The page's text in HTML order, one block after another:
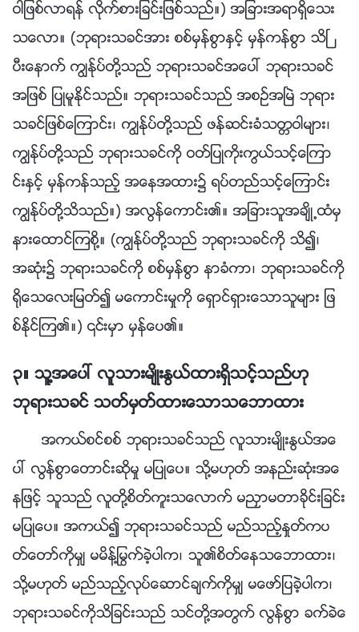
ဝါျဖစ္လာရန္ လိုက္စားျခင္းျဖစ္သည္။) အျခားအရာရွိေသး
သေလာ။ (ဘုရားသခင္အား စစ္မွန္စြာႏွင့္ မွန္ကန္စြာ သိၿ
ပီးေနာက္ ကြၽန္ုပ္တို႔သည္ ဘုရားသခင္အေပၚ ဘုရားသခင္
အျဖစ္ ျပဳမူႏိုင္သည္။ ဘုရားသခင္သည္ အစဥ္အၿမဲ ဘုရား
သခင္ျဖစ္ေၾကာင္း၊ ကြၽန္ုပ္တို႔သည္ ဖန္ဆင္းခံသတၱဝါမ်ား၊
ကြၽန္ုပ္တို႔သည္ ဘုရားသခင္ကို ဝတ္ျပဳကိုးကြယ္သင့္ေၾကာ
င္းႏွင့္ မွန္ကန္သည့္ အေနအထား၌ ရပ္တည္သင့္ေၾကာင္း
ကြၽန္ုပ္တို႔သိသည္။) အလြန္ေကာင္း၏။ အျခားသူအခ်ိဳ႕ထံမွ
နားေထာင္ၾကစို႔။ (ကြၽန္ုပ္တို႔သည္ ဘုရားသခင္ကို သိ၍၊
အဆုံး၌ ဘုရားသခင္ကို စစ္မွန္စြာ နာခံကာ၊ ဘုရားသခင္ကို
႐ိုေသေလးျမတ္၍ မေကာင္းမႈကို ေရွာင္ရွားေသာသူမ်ား ျဖ
စ္ႏိုင္ၾက၏။) ၎မွာ မွန္ေပ၏။
၃။ သူ႔အေပၚ လူသားမ်ိဳးႏြယ္ထားရွိသင့္သည္ဟု
ဘုရားသခင္ သတ္မွတ္ထားေသာသေဘာထား
အကယ္စင္စစ္ ဘုရားသခင္သည္ လူသားမ်ိဳးႏြယ္အေ
ပၚ လြန္စြာေတာင္းဆိုမႈ မျပဳေပ။ သို႔မဟုတ္ အနည္းဆုံးအေ
နျဖင့္ သူသည္ လူတို႔စိတ္ကူးသေလာက္ မညႇာမတာခိုင္းျခင္း
မျပဳေပ။ အကယ္၍ ဘုရားသခင္သည္ မည္သည့္ႏႈတ္ကပ
တ္ေတာ္ကိုမွ် မမိန္႔ႁမြက္ခဲ့ပါက၊ သူ၏စိတ္ေနသေဘာထား၊
သို႔မဟုတ္ မည္သည့္လုပ္ေဆာင္ခ်က္ကိုမွ် မေဖာ္ျပခဲ့ပါက၊
ဘုရားသခင္ကိုသိျခင္းသည္ သင္တို႔အတြက္ လြန္စြာ ခက္ခဲေ